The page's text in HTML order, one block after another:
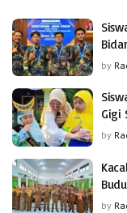
by
Gigi
by
by